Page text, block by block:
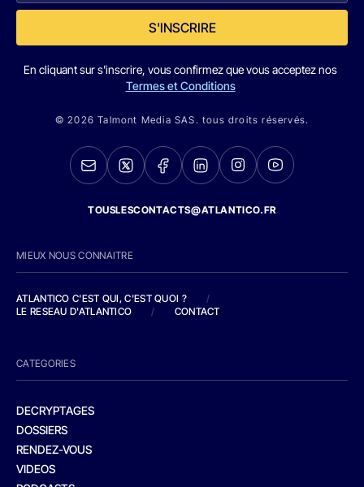
S'INSCRIRE
En cliquant sur s'inscrire, vous confirmez que vous acceptez nos
Termes et Conditions
© 2026 Talmont Media SAS. tous droits réservés.
TOUSLESCONTACTS@ATLANTICO.FR
MIEUX NOUS CONNAITRE
ATLANTICO C'EST QUI, C'EST QUOI ?
/
LE RESEAU D'ATLANTICO
/ CONTACT
CATEGORIES
DECRYPTAGES
DOSSIERS
RENDEZ-VOUS
VIDEOS